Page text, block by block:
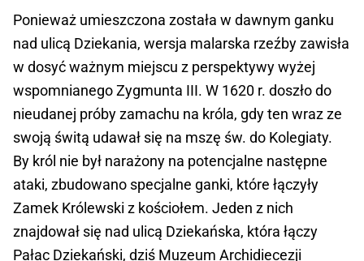
Ponieważ umieszczona została w dawnym ganku
nad ulicą Dziekania, wersja malarska rzeźby zawisła
w dosyć ważnym miejscu z perspektywy wyżej
wspomnianego Zygmunta III. W 1620 r. doszło do
nieudanej próby zamachu na króla, gdy ten wraz ze
swoją świtą udawał się na mszę św. do Kolegiaty.
By król nie był narażony na potencjalne następne
ataki, zbudowano specjalne ganki, które łączyły
Zamek Królewski z kościołem. Jeden z nich
znajdował się nad ulicą Dziekańska, która łączy
Pałac Dziekański, dziś Muzeum Archidiecezji